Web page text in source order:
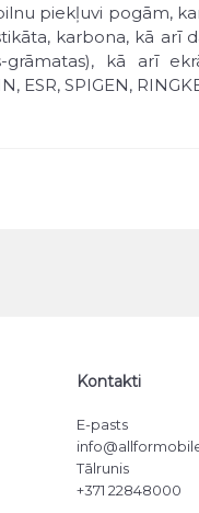
piekļuvi pogām,
karbona, kā arī
grāmatas), kā arī
ESR, SPIGEN,
Rīgā vai
Kontakti
E-pasts
Tālrunis
+371 22848000